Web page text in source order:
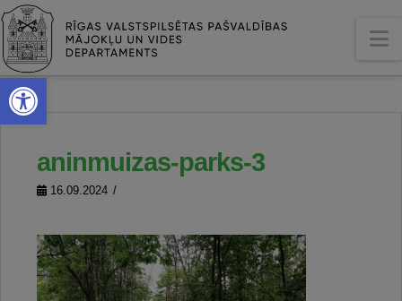
Open toolbar
aninmuizas-parks-3
16.09.2024